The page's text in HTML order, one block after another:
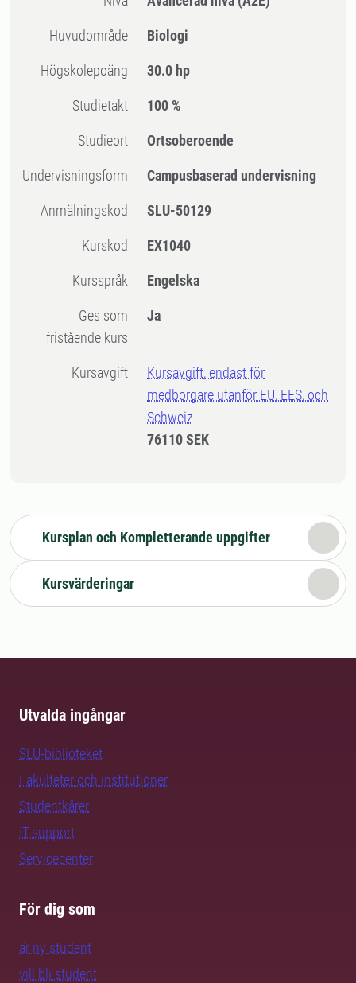
Huvudområde Biologi
högskolepoäng 30.0 hp
Studietakt 100 %
Studieort Ortsoberoende
Undervisningsform Campusbaserad undervisning
Anmälningskod SLU-50129
Kurskod EX1040
Kursspråk Engelska
Ges som
fristående kurs
Ja
Kursavgift
Kursavgift, endast för
medborgare utanför EU, EES, och
Schweiz
76110 SEK
Kursplan och Kompletterande uppgifter
Kursvärderingar
Utvalda ingångar
SLU-biblioteket
Fakulteter och institutioner
Studentkårer
IT-support
Servicecenter
För dig som
är ny student
vill bli student